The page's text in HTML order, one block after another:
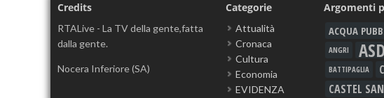
Credits
RTALive - La TV della gente,fatta
dalla gente.
Nocera Inferiore (SA)
Categorie
Attualità
Cronaca
Cultura
Economia
EVIDENZA
Argomenti
ACQUA
ANGRI
BATTIPAGLIA
CASTEL